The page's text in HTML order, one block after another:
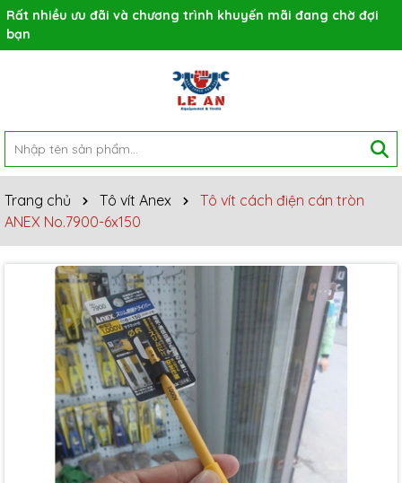
Rất nhiều ưu đãi và chương trình khuyến mãi đang chờ đợi
bạn
Trang chủ Tô vít Anex
Tô vít cách điện cán tròn
ANEX No.7900-6x150